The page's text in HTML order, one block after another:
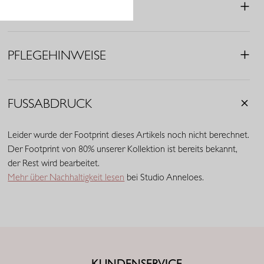
• Print: Circle
• Ausgestellte 3/4-Ärmel
• V-Ausschnitt
Viskose)
PFLEGEHINWEISE
FUSSABDRUCK
Leider wurde der Footprint dieses Artikels noch nicht berechnet.
Der Footprint von 80% unserer Kollektion ist bereits bekannt,
der Rest wird bearbeitet.
Mehr über Nachhaltigkeit lesen bei Studio Anneloes.